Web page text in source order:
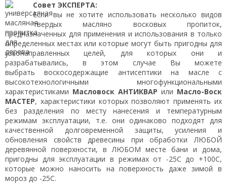
Совет ЭКСПЕРТА:
Если вы не хотите использовать несколько видов
твердых масляно восковых пропиток,
предназначенных для применения и использования в только
определенных местах или которые могут быть пригодны для
узконаправленных целей, для которых они и
разрабатывались, в этом случае Вы можете
выбрать воскосодержащие антисептики на масле с
высокотехнологичными многофункциональными
характеристиками Масловоск АНТИКВАР или Масло-Воск
МАСТЕР, характеристики которых позволяют применять их
без разделения по месту нанесения и температурным
режимам эксплуатации, т.е. они одинаково подходят для
качественной долговременной защиты, усиления и
обновления свойств древесины при обработки ЛЮБОЙ
деревянной поверхности, в ЛЮБОМ месте бани и дома,
пригодны для эксплуатации в режимах от -25С до +100С,
которые можно наносить на поверхность даже зимой в
мороз до -25С.